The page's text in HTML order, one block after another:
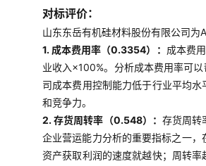
对标评价：
山东东岳有机硅材料股份有限公司
1. 成本费用率（0.3354）： 成本费
业收入×100%。分析成本费用率可
司成本费用控制能力低于行业平均
和竞争力。
2. 存货周转率（0.548）： 存货周转
企业营运能力分析的重要指标之一
资产获取利润的速度就越快；周转